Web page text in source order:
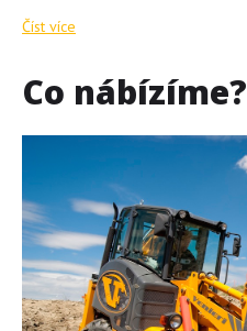
Číst více
Co nábízíme?